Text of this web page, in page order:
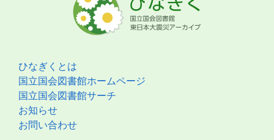
ひなぎくとは
国立国会図書館ホームページ
国立国会図書館サーチ
お知らせ
お問い合わせ